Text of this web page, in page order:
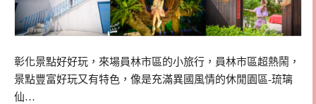
彰化景點好好玩，來場員林市區的小旅行，員林市區超熱鬧，
景點豐富好玩又有特色，像是充滿異國風情的休閒園區-琉璃
仙…